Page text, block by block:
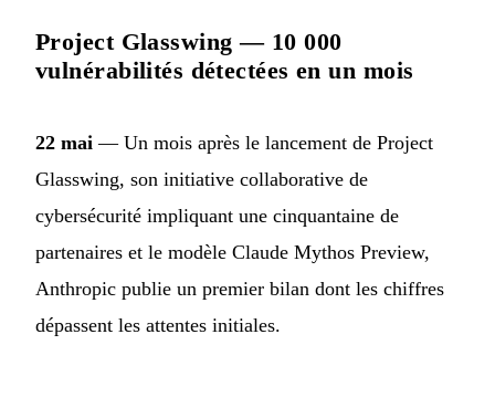
Project Glasswing — 10 000
vulnérabilités détectées en un mois
22 mai — Un mois après le lancement de Project
Glasswing, son initiative collaborative de
cybersécurité impliquant une cinquantaine de
partenaires et le modèle Claude Mythos Preview,
Anthropic publie un premier bilan dont les chiffres
dépassent les attentes initiales.